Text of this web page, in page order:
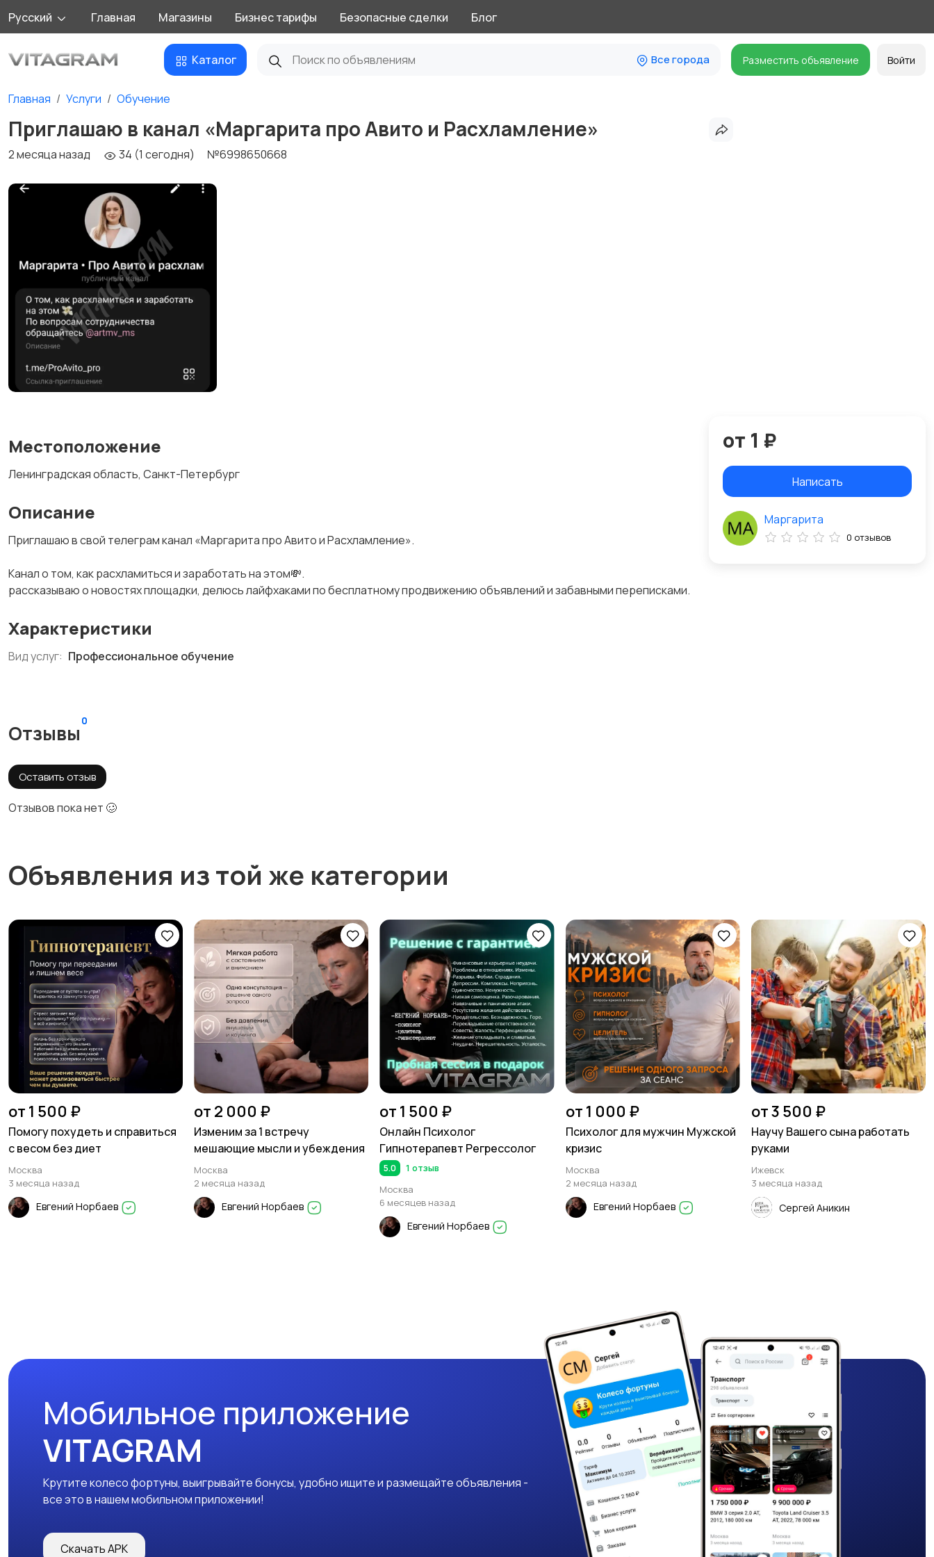
Русский Главная Магазины Бизнес тарифы Безопасные сделки Блог
Каталог Все города Разместить объявление Войти
Главная Услуги Обучение
Приглашаю в канал «Маргарита про Авито и Расхламление»
2 месяца назад 34 (1 сегодня) №6998650668
Местоположение
Ленинградская область, Санкт-Петербург
Описание
Приглашаю в свой телеграм канал «Маргарита про Авито и Расхламление».
Канал о том, как расхламиться и заработать на этом💸.
рассказываю о новостях площадки, делюсь лайфхаками по бесплатному продвижению объявлений и забавными переписками.
Характеристики
Вид услуг: Профессиональное обучение
Отзывы
0
Оставить отзыв
Отзывов пока нет 🥴
от 1 ₽
Написать
Маргарита
0 отзывов
Объявления из той же категории
от 1 500 ₽
Помогу похудеть и справиться
с весом без диет
Москва
3 месяца назад
Евгений Норбаев
от 2 000 ₽
Изменим за 1 встречу
мешающие мысли и убеждения
Москва
2 месяца назад
Евгений Норбаев
от 1 500 ₽
Онлайн Психолог
Гипнотерапевт Регрессолог
5.0
1 отзыв
Москва
6 месяцев назад
Евгений Норбаев
от 1 000 ₽
Психолог для мужчин Мужской
кризис
Москва
2 месяца назад
Евгений Норбаев
от 3 500 ₽
Научу Вашего сына работать
руками
Ижевск
3 месяца назад
Сергей Аникин
Мобильное приложение
VITAGRAM
Крутите колесо фортуны, выигрывайте бонусы, удобно ищите и размещайте объявления -
все это в нашем мобильном приложении!
Скачать APK